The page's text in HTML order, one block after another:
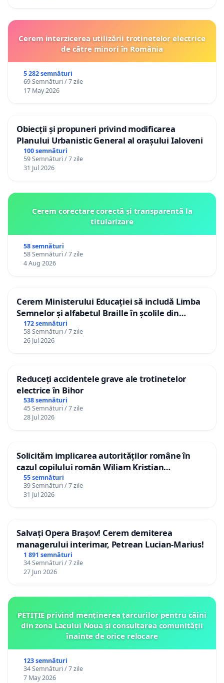
Cerem interzicerea utilizării trotinetelor electrice
de către minori în România
5 282 semnături
69 Semnături / 7 zile
17 May 2026
Obiecții și propuneri privind modificarea
Planului Urbanistic General al orașului Ialoveni
100 semnături
59 Semnături / 7 zile
31 Jul 2026
Cerem corectare corectă și transparentă la
titularizare
58 semnături
58 Semnături / 7 zile
4 Aug 2026
Cerem Ministerului Educației să includă Limba
Semnelor și alfabetul Braille în școlile din
Republica Moldova!
172 semnături
58 Semnături / 7 zile
26 Jul 2026
Reduceți accidentele grave ale trotinetelor
electrice în Bihor
538 semnături
45 Semnături / 7 zile
28 Jul 2026
Solicităm implicarea autorităților române în
cazul copilului român Wiliam Kristian
Gheorghe, aflat în plasament în Danemarca de
12 ani
55 semnături
39 Semnături / 7 zile
31 Jul 2026
Salvați Opera Brașov! Cerem demiterea
managerului interimar, Petrean Lucian-Marius!
1 891 semnături
34 Semnături / 7 zile
27 Jun 2026
PETIȚIE privind menținerea țarcurilor pentru câini
din zona Lacului Noua și consultarea comunității
înainte de orice relocare
123 semnături
34 Semnături / 7 zile
7 May 2026